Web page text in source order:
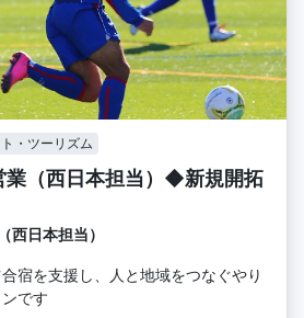
・ツーリズム
業（西日本担当）◆新規開拓
西日本担当）
宿を支援し、人と地域をつなぐやり
です